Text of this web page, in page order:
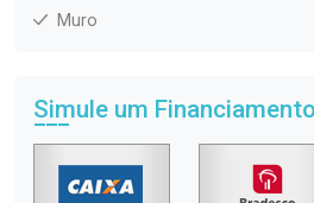
Muro
Simule um Financiamento